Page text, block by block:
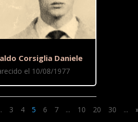
Corsiglia Daniele
el 10/08/1977
3 4 5 6 7 ... 10 20 30 ...